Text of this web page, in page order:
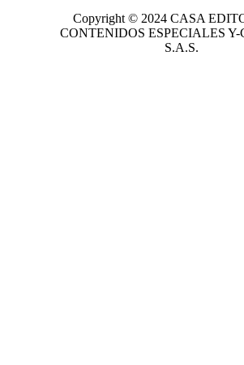
Copyright © 2024 CASA
CONTENIDOS ESPECIALES Y-
S.A.S.